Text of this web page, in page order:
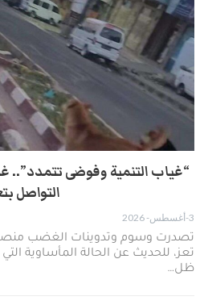
“غياب التنمية وفوضى
التواصل
3-أغسطس- 2026
تصدرت وسوم وتدوينات الغضب
تعز، للحديث عن الحالة المأساوية
ظل…